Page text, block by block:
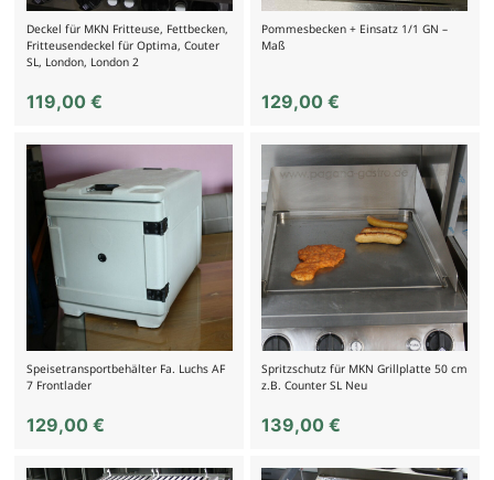
Deckel für MKN Fritteuse, Fettbecken,
Fritteusendeckel für Optima, Couter
SL, London, London 2
119,00 €
Pommesbecken + Einsatz 1/1 GN –
Maß
129,00€
Speisetransportbehälter Fa. Luchs AF
7 Frontlader
129,00 €
Spritzschutz für MKN Grillplatte 50 cm
z.B. Counter SL Neu
139,00€